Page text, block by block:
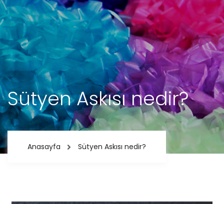
Sütyen Askısı nedir?
Anasayfa Sütyen Askısı nedir?